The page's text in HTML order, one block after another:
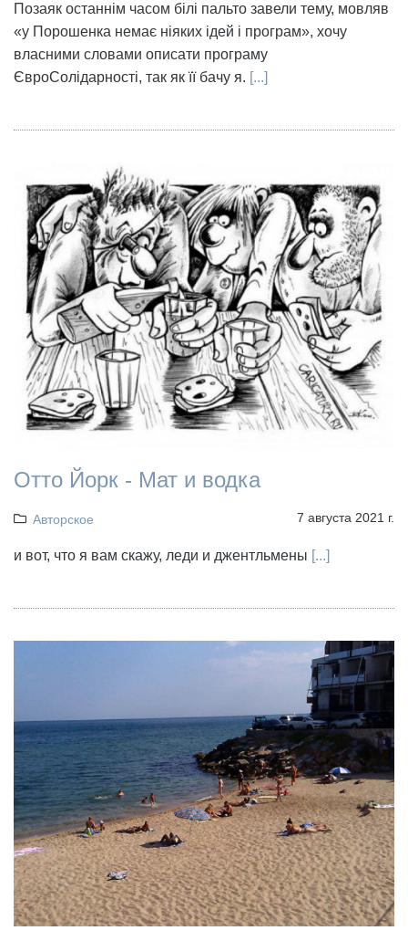
Позаяк останнім часом білі пальто завели тему, мовляв
«у Порошенка немає ніяких ідей і програм», хочу
власними словами описати програму
ЄвроСолідарності, так як її бачу я. [...]
Отто Йорк - Мат и водка
Авторское 7 августа 2021 г.
и вот, что я вам скажу, леди и джентльмены [...]